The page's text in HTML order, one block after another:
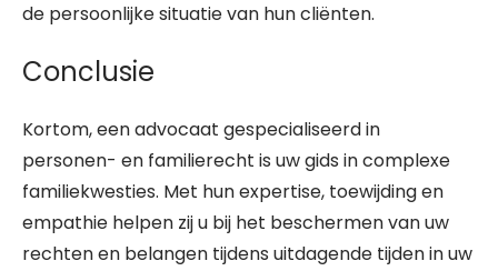
de persoonlijke situatie van hun cliënten.
Conclusie
Kortom, een advocaat gespecialiseerd in
personen- en familierecht is uw gids in complexe
familiekwesties. Met hun expertise, toewijding en
empathie helpen zij u bij het beschermen van uw
rechten en belangen tijdens uitdagende tijden in uw